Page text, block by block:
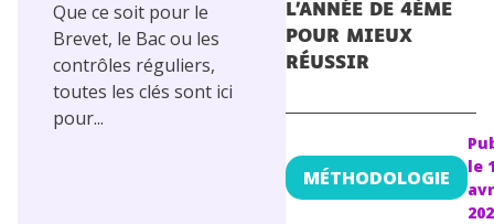
Que ce soit pour le
Brevet, le Bac ou les
contrôles réguliers,
toutes les clés sont ici
pour...
L’ANNÉE DE 4ÈME
POUR MIEUX
RÉUSSIR
MÉTHODOLOGIE
le